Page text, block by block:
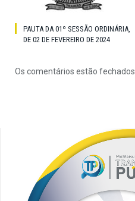
PAUTA DA 01º SESSÃO ORDINÁRIA,
DE 02 DE FEVEREIRO DE 2024
Os comentários estão fechados.